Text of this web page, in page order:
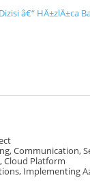
â€“ HÄ±zlÄ±ca
Cloud Platform
Implementing